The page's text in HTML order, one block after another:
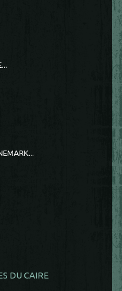
DU CAIRE